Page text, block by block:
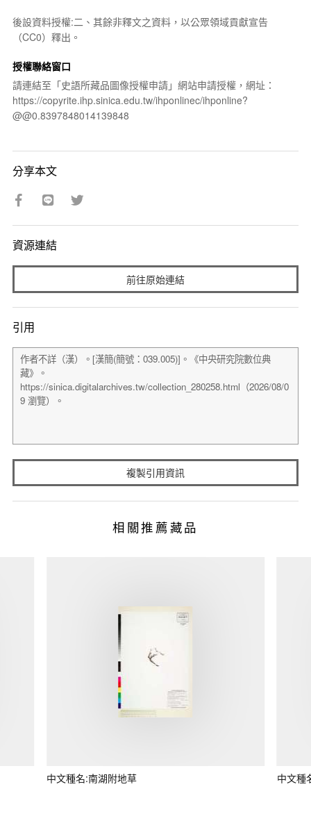
後設資料授權:二、其餘非釋文之資料，以公眾領域貢獻宣告
（CC0）釋出。
授權聯絡窗口
請連結至「史語所藏品圖像授權申請」網站申請授權，網址：
https://copyrite.ihp.sinica.edu.tw/ihponlinec/ihponline?
@@0.8397848014139848
分享本文
資源連結
前往原始連結
引用
複製引用資訊
相關推薦藏品
中文種名:南湖附地草 中文種